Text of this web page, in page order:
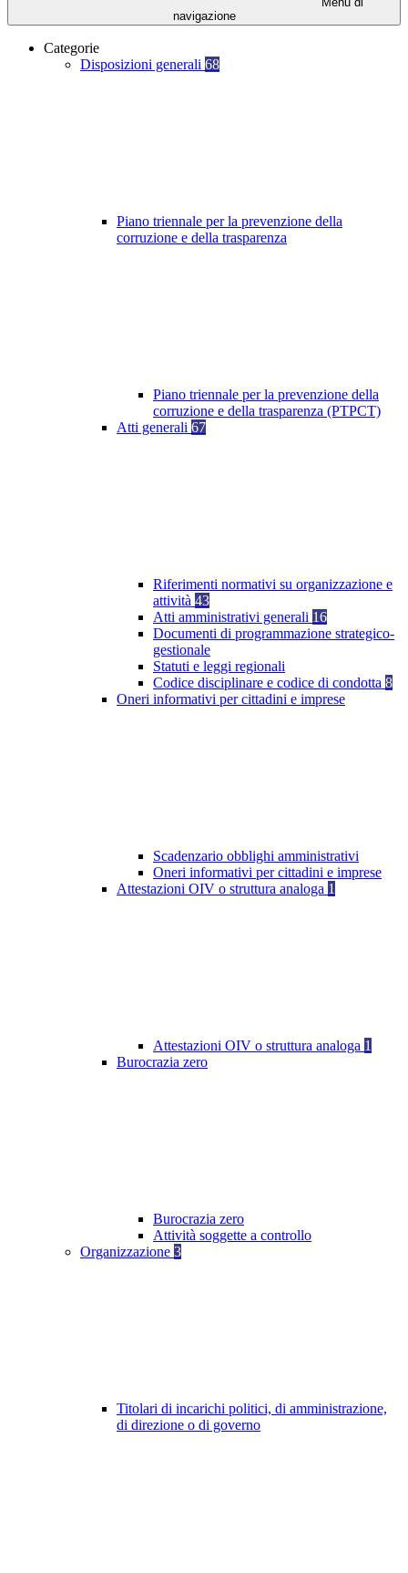
navigazione
Categorie
Disposizioni generali 68
Piano triennale per la prevenzione della
corruzione e della trasparenza
Piano triennale per la prevenzione della
corruzione e della trasparenza (PTPCT)
Atti generali 67
Riferimenti normativi su organizzazione e
attività 43
Atti amministrativi generali 16
Documenti di programmazione strategico-
gestionale
Statuti e leggi regionali
Codice disciplinare e codice di condotta 8
Oneri informativi per cittadini e imprese
Scadenzario obblighi amministrativi
Oneri informativi per cittadini e imprese
Attestazioni OIV o struttura analoga 1
Attestazioni OIV o struttura analoga 1
Burocrazia zero
Burocrazia zero
Attività soggette a controllo
Organizzazione 3
Titolari di incarichi politici, di amministrazione,
di direzione o di governo